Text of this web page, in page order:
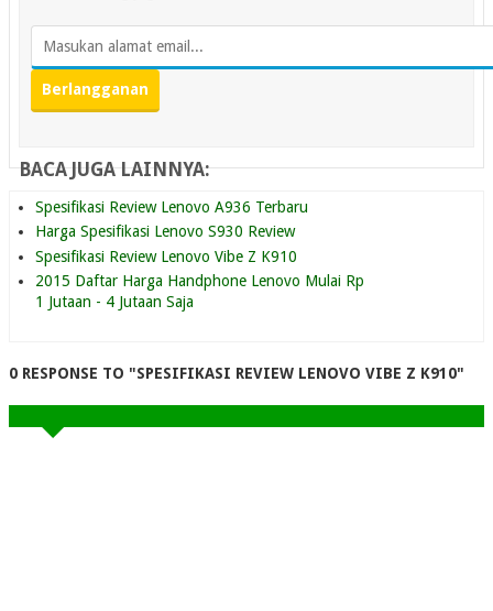
BACA JUGA LAINNYA:
Spesifikasi Review Lenovo A936 Terbaru
Harga Spesifikasi Lenovo S930 Review
Spesifikasi Review Lenovo Vibe Z K910
2015 Daftar Harga Handphone Lenovo Mulai Rp
1 Jutaan - 4 Jutaan Saja
0 RESPONSE TO "SPESIFIKASI REVIEW LENOVO VIBE Z K910"